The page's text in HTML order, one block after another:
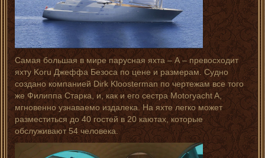
Самая большая в мире парусная яхта – А – превосходит
яхту Koru Джеффа Безоса по цене и размерам. Судно
создано компанией Dirk Kloosterman по чертежам все того
же Филиппа Старка, и, как и его сестра Motoryacht A,
мгновенно узнаваемо издалека. На яхте легко может
разместиться до 40 гостей в 20 каютах, которые
обслуживают 54 человека.